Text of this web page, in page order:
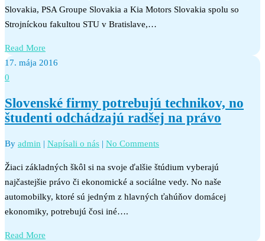
Slovakia, PSA Groupe Slovakia a Kia Motors Slovakia spolu so
Strojníckou fakultou STU v Bratislave,…
Read More
17. mája 2016
0
Slovenské firmy potrebujú technikov, no
študenti odchádzajú radšej na právo
By admin | Napísali o nás | No Comments
Žiaci základných škôl si na svoje ďalšie štúdium vyberajú
najčastejšie právo či ekonomické a sociálne vedy. No naše
automobilky, ktoré sú jedným z hlavných ťahúňov domácej
ekonomiky, potrebujú čosi iné….
Read More